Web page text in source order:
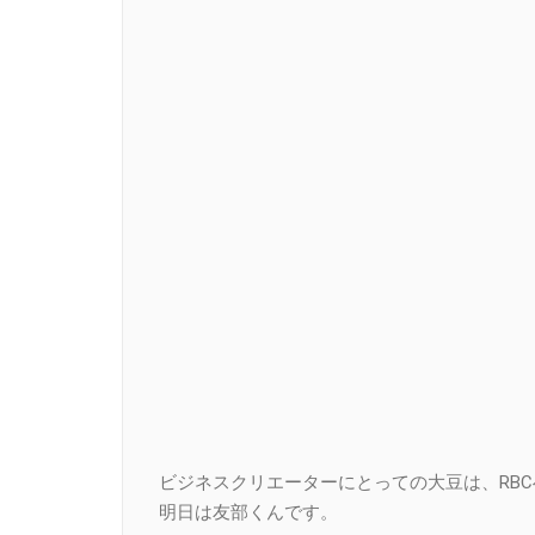
ビジネスクリエーターにとっての大豆は、
明日は友部くんです。